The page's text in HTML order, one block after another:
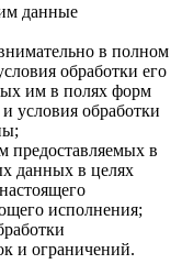
данные
в полном
обработки его
им в полях форм
условия обработки
предоставляемых в
данных в целях
исполнения;
и ограничений.